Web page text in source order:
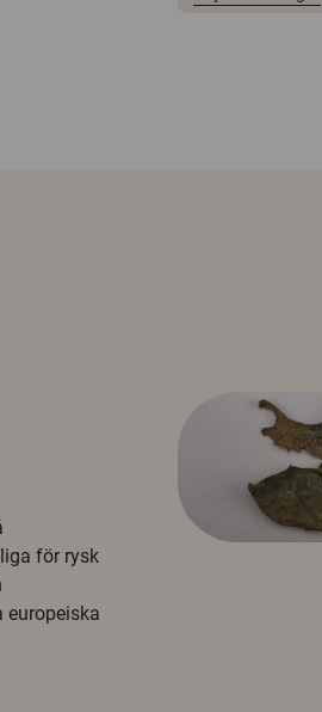
för rysk
europeiska